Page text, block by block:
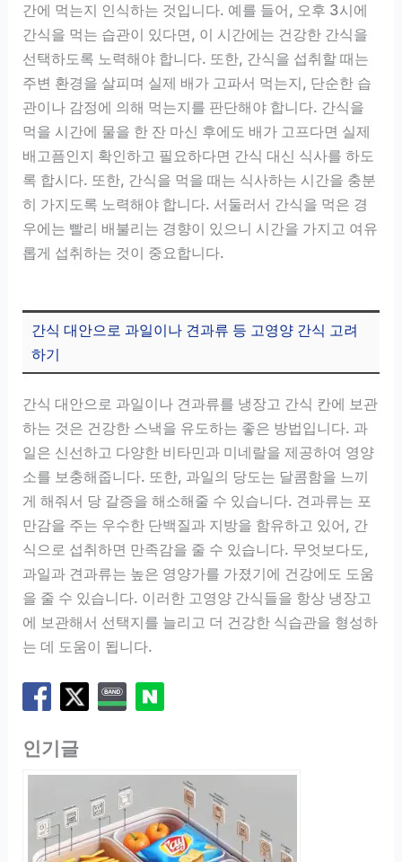
간에 먹는지 인식하는 것입니다. 예를 들어, 오후 3시에
간식을 먹는 습관이 있다면, 이 시간에는 건강한 간식을
선택하도록 노력해야 합니다. 또한, 간식을 섭취할 때는
주변 환경을 살피며 실제 배가 고파서 먹는지, 단순한 습
관이나 감정에 의해 먹는지를 판단해야 합니다. 간식을
먹을 시간에 물을 한 잔 마신 후에도 배가 고프다면 실제
배고픔인지 확인하고 필요하다면 간식 대신 식사를 하도
록 합시다. 또한, 간식을 먹을 때는 식사하는 시간을 충분
히 가지도록 노력해야 합니다. 서둘러서 간식을 먹은 경
우에는 빨리 배불리는 경향이 있으니 시간을 가지고 여유
롭게 섭취하는 것이 중요합니다.
간식 대안으로 과일이나 견과류 등 고영양 간식 고려
하기
간식 대안으로 과일이나 견과류를 냉장고 간식 칸에 보관
하는 것은 건강한 스낵을 유도하는 좋은 방법입니다. 과
일은 신선하고 다양한 비타민과 미네랄을 제공하여 영양
소를 보충해줍니다. 또한, 과일의 당도는 달콤함을 느끼
게 해줘서 당 갈증을 해소해줄 수 있습니다. 견과류는 포
만감을 주는 우수한 단백질과 지방을 함유하고 있어, 간
식으로 섭취하면 만족감을 줄 수 있습니다. 무엇보다도,
과일과 견과류는 높은 영양가를 가졌기에 건강에도 도움
을 줄 수 있습니다. 이러한 고영양 간식들을 항상 냉장고
에 보관해서 선택지를 늘리고 더 건강한 식습관을 형성하
는 데 도움이 됩니다.
인기글